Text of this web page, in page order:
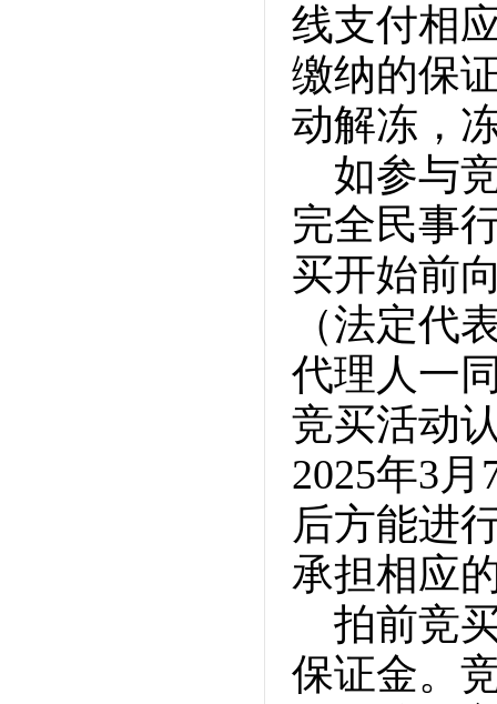
线支付相
缴纳的保
动解冻，
如参与
完全民事
买开始前
（法定代
代理人一
竞买活动
2025年3
后方能进
承担相应
拍前竞
保证金。